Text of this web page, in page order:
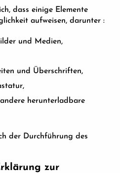
dass einige Elemente
aufweisen, darunter :
und Medien,
und Überschriften,
herunterladbare
der Durchführung des
zur